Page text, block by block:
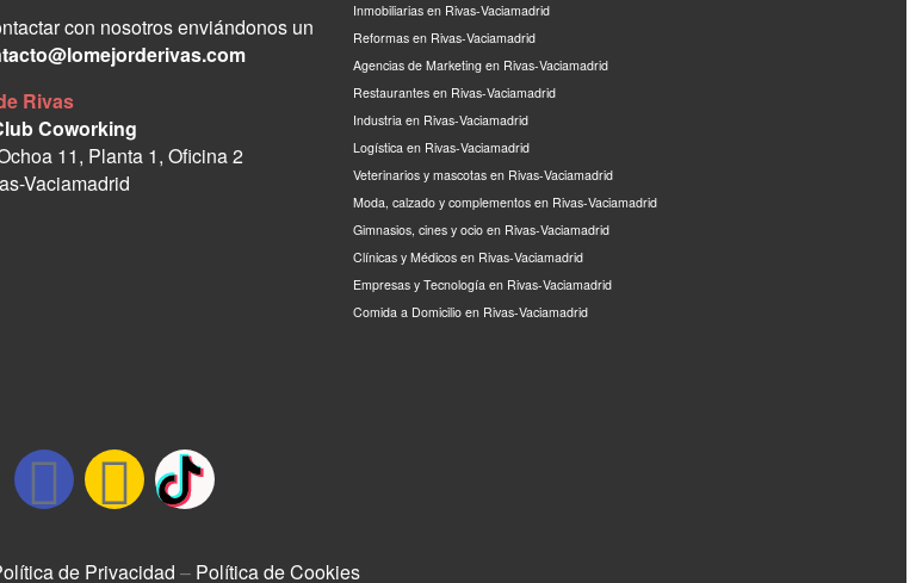
con nosotros enviándonos un
Rivas
Coworking
11, Planta 1, Oficina 2
Vaciamadrid
Inmobiliarias en Rivas-Vaciamadrid
Reformas en Rivas-Vaciamadrid
Agencias de Marketing en Rivas-Vaciamadrid
Restaurantes en Rivas-Vaciamadrid
Industria en Rivas-Vaciamadrid
Logística en Rivas-Vaciamadrid
Veterinarios y mascotas en Rivas-Vaciamadrid
Moda, calzado y complementos en Rivas-Vaciamadrid
Gimnasios, cines y ocio en Rivas-Vaciamadrid
Clínicas y Médicos en Rivas-Vaciamadrid
Empresas y Tecnología en Rivas-Vaciamadrid
Comida a Domicilio en Rivas-Vaciamadrid
de Privacidad – Política de Cookies